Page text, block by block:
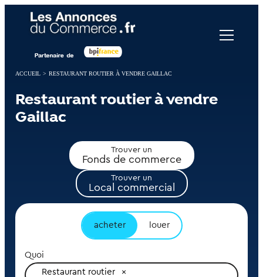
ACCUEIL > RESTAURANT ROUTIER À VENDRE GAILLAC
Restaurant routier à vendre
Gaillac
Trouver un
Fonds de commerce
Trouver un
Local commercial
acheter louer
Quoi
Restaurant routier
Panneau de gestion des cookies